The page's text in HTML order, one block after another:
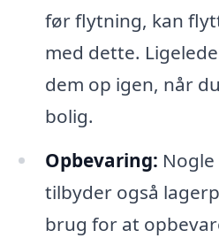
før flytning, kan
med dette.
dem op igen, når
bolig.
Opbevaring:
tilbyder også
brug for at